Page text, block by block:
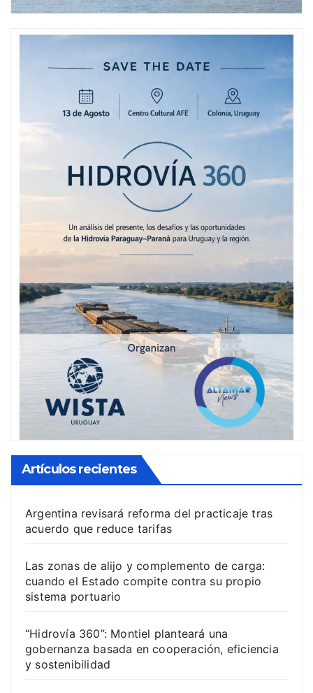
Artículos recientes
Argentina revisará reforma del practicaje tras
acuerdo que reduce tarifas
Las zonas de alijo y complemento de carga:
cuando el Estado compite contra su propio
sistema portuario
“Hidrovía 360”: Montiel planteará una
gobernanza basada en cooperación, eficiencia
y sostenibilidad